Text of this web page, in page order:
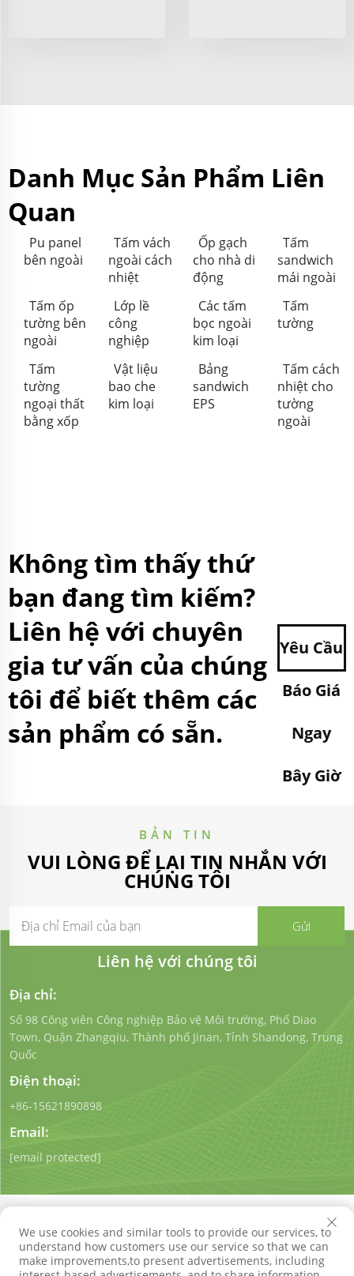
Danh Mục Sản Phẩm Liên
Quan
Pu panel
bên ngoài
Tấm vách
ngoài cách
nhiệt
Ốp gạch
cho nhà di
động
Tấm
sandwich
mái ngoài
Tấm ốp
tường bên
ngoài
Lớp lề
công
nghiệp
Các tấm
bọc ngoài
kim loại
Tấm
tường
Tấm
tường
ngoại thất
bằng xốp
Vật liệu
bao che
kim loại
Bảng
sandwich
EPS
Tấm cách
nhiệt cho
tường
ngoài
Không tìm thấy thứ
bạn đang tìm kiếm?
Liên hệ với chuyên
gia tư vấn của chúng
tôi để biết thêm các
sản phẩm có sẵn.
Yêu Cầu
Báo Giá
Ngay
Bây Giờ
BẢN TIN
VUI LÒNG ĐỂ LẠI TIN NHẮN VỚI
CHÚNG TÔI
Liên hệ với chúng tôi
Địa chỉ:
Số 98 Công viên Công nghiệp Bảo vệ Môi trường, Phố Diao
Town, Quận Zhangqiu, Thành phố Jinan, Tỉnh Shandong, Trung
Quốc
Điện thoại:
+86-15621890898
Email:
[email protected]
Bản quyền © Công ty Công nghệ Bảo vệ Môi trường
We use cookies and similar tools to provide our services, to
understand how customers use our service so that we can
make improvements,to present advertisements, including